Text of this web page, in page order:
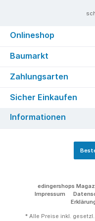
den
befindet sich im
Onlineshop
Baumarkt
Zahlungsarten
Sicher Einkaufen
Informationen
edingershops
Impressum
* Alle Preise inkl.